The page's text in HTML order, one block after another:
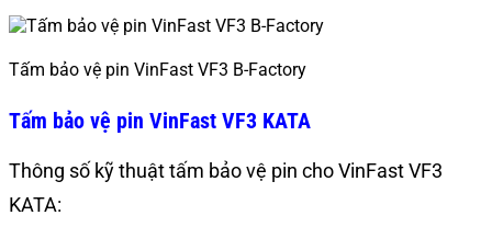
Tấm bảo vệ pin VinFast VF3 B-Factory
Tấm bảo vệ pin VinFast VF3 KATA
Thông số kỹ thuật tấm bảo vệ pin cho VinFast VF3
KATA: